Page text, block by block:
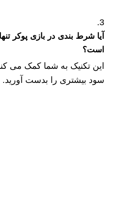
آیا شرط بندی در بازی پوکر
است؟
این تکنیک به شما کمک می
سود بیشتری را بدست آورید.